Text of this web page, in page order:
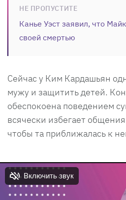
НЕ ПРОПУСТИТЕ
Канье Уэст заявил, что
своей смертью
Сейчас у Ким Кардашьян
мужу и защитить детей.
обеспокоена поведением
всячески избегает
чтобы та приближалась к